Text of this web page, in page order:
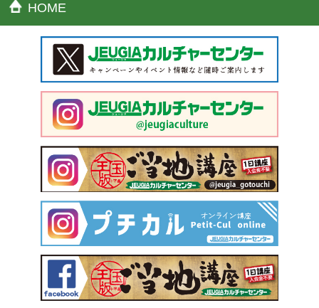
HOME